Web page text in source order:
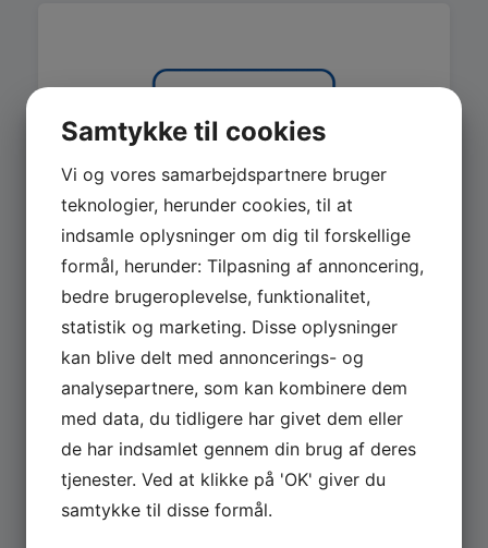
MASKINER
Se hele udvalget af Güde og Rotwerk maskiner
til professionelt brug.
GÅ TIL MASKINER ›
Samtykke til cookies
Vi og vores samarbejdspartnere bruger
teknologier, herunder cookies, til at
indsamle oplysninger om dig til forskellige
formål, herunder: Tilpasning af annoncering,
bedre brugeroplevelse, funktionalitet,
statistik og marketing. Disse oplysninger
kan blive delt med annoncerings- og
analysepartnere, som kan kombinere dem
med data, du tidligere har givet dem eller
de har indsamlet gennem din brug af deres
tjenester. Ved at klikke på 'OK' giver du
samtykke til disse formål.